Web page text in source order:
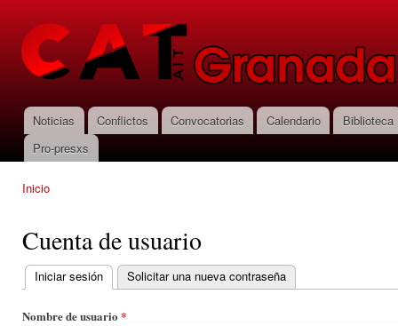
CNT-AIT
Granada
Menú principal
Noticias Conflictos Convocatorias Calendario
Biblioteca
Pro-presxs
Inicio
Cuenta de usuario
Solapas principales
Iniciar sesión (solapa activa)
Solicitar una nueva contraseña
Nombre de usuario *